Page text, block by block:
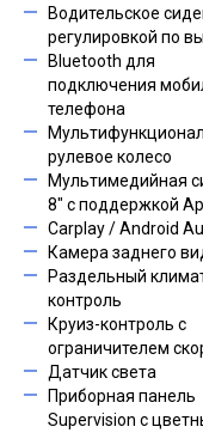
Водительское
регулировкой по
Bluetooth для
подключения
телефона
рулевое колесо
Мультимедийная
8" с поддержкой
Carplay / Android
Камера заднего
Раздельный
контроль
Круиз-контроль с
ограничителем
Датчик света
Приборная панель
Supervision c